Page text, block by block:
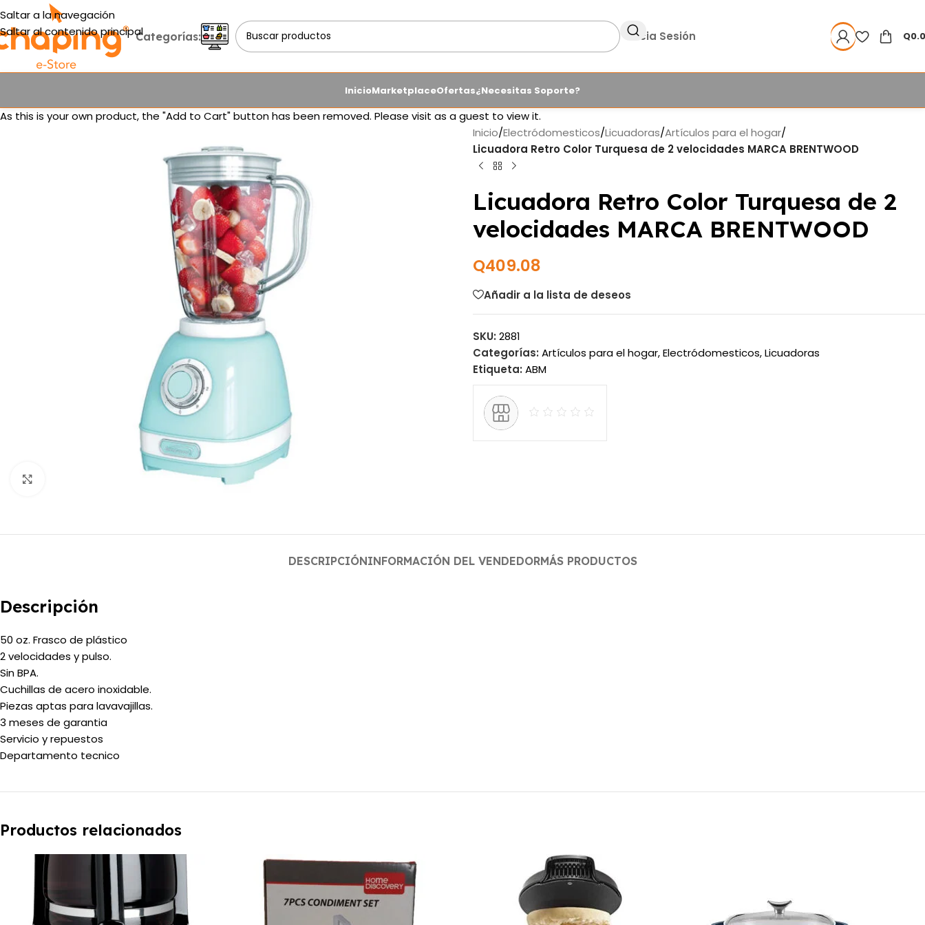
Saltar a la navegación
Saltar al contenido principalCategorías: Inicia Sesión Q
InicioMarketplaceOfertas¿Necesitas Soporte?
As this is your own product, the "Add to Cart" button has been removed. Please visit as a guest to view it.
Inicio/Electródomesticos/Licuadoras/Artículos para el hogar/
Licuadora Retro Color Turquesa de 2 velocidades MARCA BRENTWOOD
Licuadora Retro Color Turquesa de 2
velocidades MARCA BRENTWOOD
Q409.08
Añadir a la lista de deseos
SKU: 2881
Categorías: Artículos para el hogar,Electródomesticos,Licuadoras
Etiqueta: ABM
DESCRIPCIÓNINFORMACIÓN DEL VENDEDORMÁS PRODUCTOS
Descripción
50 oz. Frasco de plástico
2 velocidades y pulso.
Sin BPA.
Cuchillas de acero inoxidable.
Piezas aptas para lavavajillas.
3 meses de garantia
Servicio y repuestos
Departamento tecnico
Productos relacionados